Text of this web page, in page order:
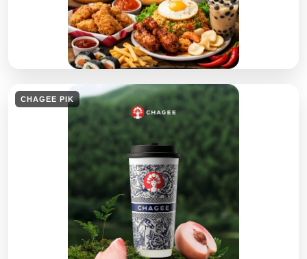
CHAGEE PIK